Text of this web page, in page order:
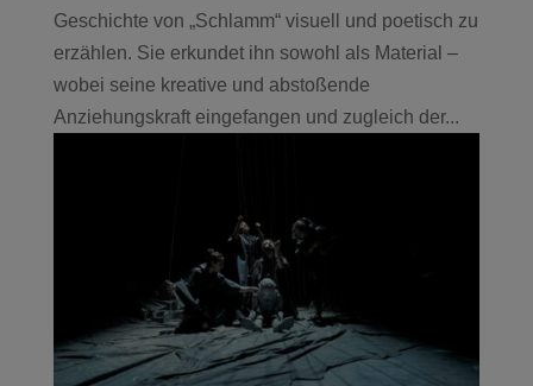
Geschichte von „Schlamm“ visuell und poetisch zu
erzählen. Sie erkundet ihn sowohl als Material –
wobei seine kreative und abstoßende
Anziehungskraft eingefangen und zugleich der...